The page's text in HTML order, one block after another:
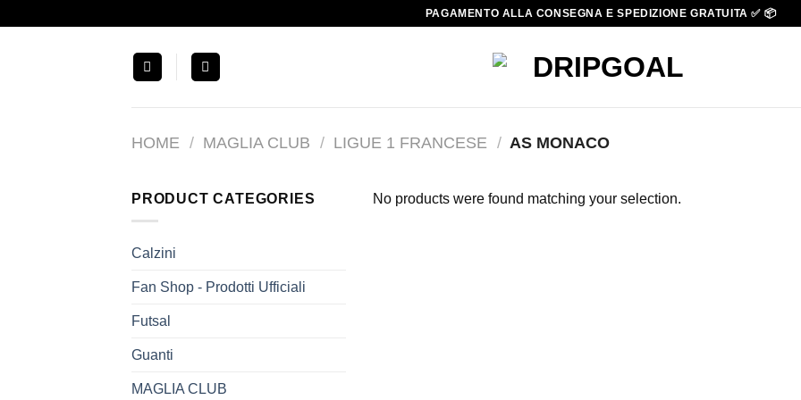
PAGAMENTO ALLA CONSEGNA E SPEDIZIONE GRATUITA ✅ 📦
HOME / MAGLIA CLUB / LIGUE 1 FRANCESE / AS MONACO
PRODUCT CATEGORIES
Calzini
Fan Shop - Prodotti Ufficiali
Futsal
Guanti
MAGLIA CLUB
No products were found matching your selection.